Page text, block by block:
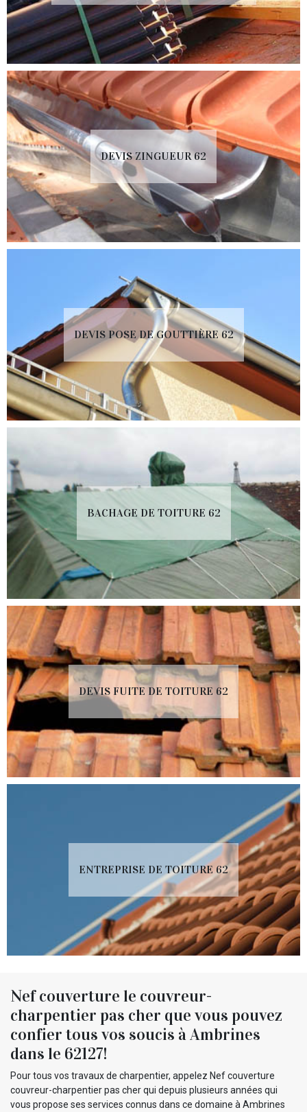
DEVIS ZINGUEUR 62
DEVIS POSE DE GOUTTIÈRE 62
BACHAGE DE TOITURE 62
DEVIS FUITE DE TOITURE 62
ENTREPRISE DE TOITURE 62
Nef couverture le couvreur-
charpentier pas cher que vous pouvez
confier tous vos soucis à Ambrines
dans le 62127!
Pour tous vos travaux de charpentier, appelez Nef couverture
couvreur-charpentier pas cher qui depuis plusieurs années qui
vous propose ses services connus dans ce domaine à Ambrines